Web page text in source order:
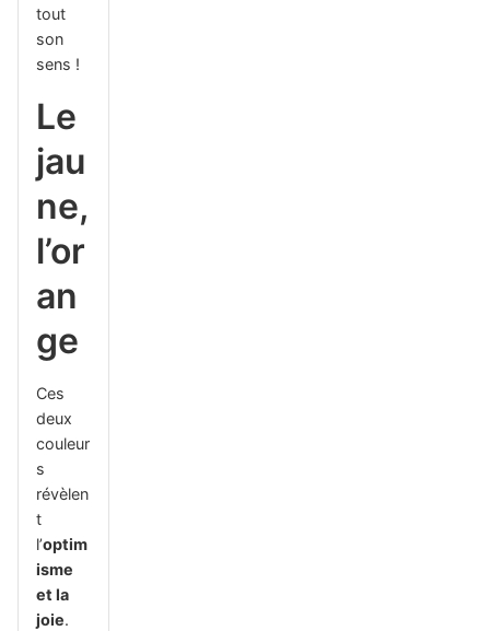
tout
son
sens !
Le
jau
ne,
l’or
an
ge
Ces
deux
couleur
s
révèlen
t
l’optim
isme
et la
joie.